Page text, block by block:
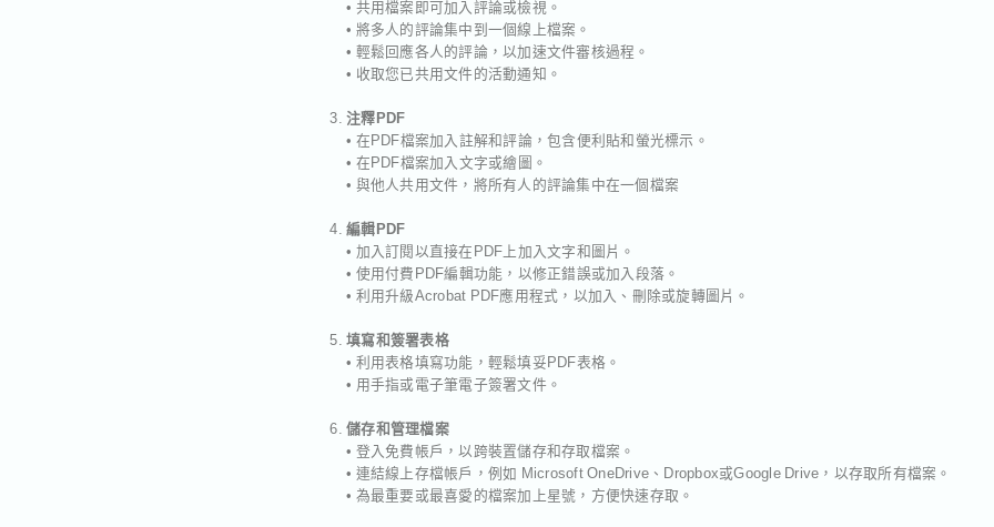
• 共用檔案即可加入評論或檢視。
• 將多人的評論集中到一個線上檔案。
• 輕鬆回應各人的評論，以加速文件審核過程。
• 收取您已共用文件的活動通知。
注釋PDF
• 在PDF檔案加入註解和評論，包含便利貼和螢光標示。
• 在PDF檔案加入文字或繪圖。
• 與他人共用文件，將所有人的評論集中在一個檔案
編輯PDF
• 加入訂閱以直接在PDF上加入文字和圖片。
• 使用付費PDF編輯功能，以修正錯誤或加入段落。
• 利用升級Acrobat PDF應用程式，以加入、刪除或旋轉圖片。
填寫和簽署表格
• 利用表格填寫功能，輕鬆填妥PDF表格。
• 用手指或電子筆電子簽署文件。
儲存和管理檔案
• 登入免費帳戶，以跨裝置儲存和存取檔案。
• 連結線上存檔帳戶，例如 Microsoft OneDrive、Dropbox或Google Drive，以存取所有檔案。
• 為最重要或最喜愛的檔案加上星號，方便快速存取。